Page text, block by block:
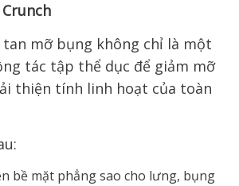
mỡ bụng không chỉ là một
tác tập thể dục để giảm mỡ
thiện tính linh hoạt của toàn
bề mặt phẳng sao cho lưng, bụng